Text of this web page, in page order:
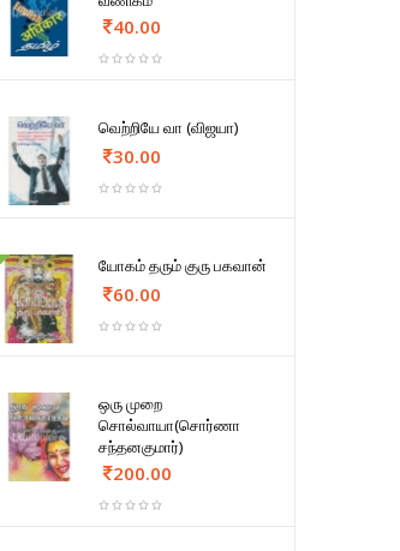
40.00
வெற்றியே வா (விஜயா)
30.00
யோகம் தரும் குரு பகவான்
60.00
ஒரு முறை
சொல்வாயா(சொர்ணா
சந்தனகுமார்)
200.00